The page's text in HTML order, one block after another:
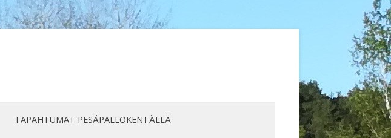
TAPAHTUMAT PESÄPALLOKENTÄLLÄ